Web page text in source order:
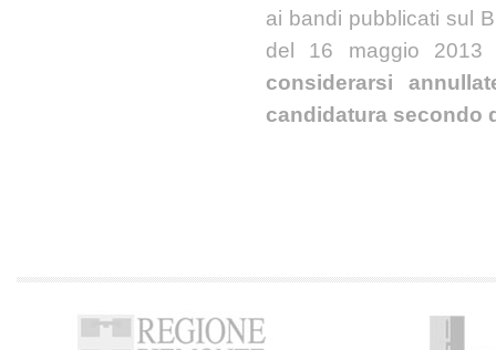
ai bandi pubblicati sul
del 16 maggio
considerarsi
candidatura secondo